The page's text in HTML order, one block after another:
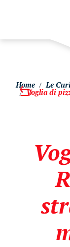
Home Le
Voglia di